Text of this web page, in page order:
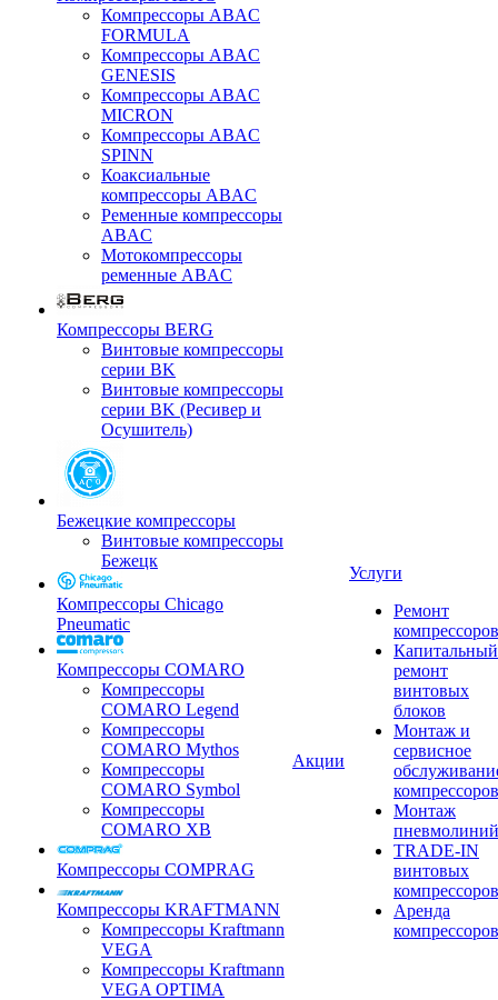
Компрессоры ABAC
FORMULA
Компрессоры ABAC
GENESIS
Компрессоры ABAC
MICRON
Компрессоры ABAC
SPINN
Коаксиальные
компрессоры ABAC
Ременные компрессоры
ABAC
Мотокомпрессоры
ременные ABAC
Компрессоры BERG
Винтовые компрессоры
серии BK
Винтовые компрессоры
серии BK (Ресивер и
Осушитель)
Бежецкие компрессоры
Винтовые компрессоры
Бежецк
Компрессоры Chicago
Pneumatic
Компрессоры COMARO
Компрессоры
COMARO Legend
Компрессоры
COMARO Mythos
Компрессоры
COMARO Symbol
Компрессоры
COMARO XB
Компрессоры COMPRAG
Компрессоры KRAFTMANN
Компрессоры Kraftmann
VEGA
Компрессоры Kraftmann
VEGA OPTIMA
Акции
Услуги
Ремонт
компрессоров
Капитальный
ремонт
винтовых
блоков
Монтаж и
сервисное
компрессоров
Монтаж
пневмолиний
TRADE-IN
винтовых
компрессоров
Аренда
компрессоров